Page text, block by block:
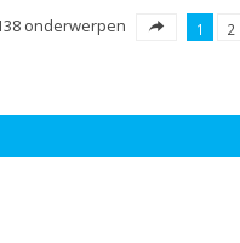
onderwerpen 1 2